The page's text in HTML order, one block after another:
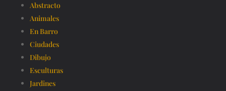
Abstracto
Animales
En Barro
Ciudades
Dibujo
Esculturas
Jardines